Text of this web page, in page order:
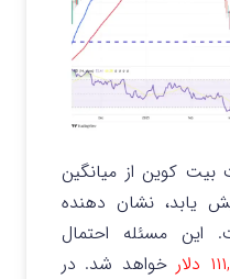
بیت کوین از میانگین
روزه افزایش یابد، نشان دهنده
این مسئله احتمال
خواهد شد. در